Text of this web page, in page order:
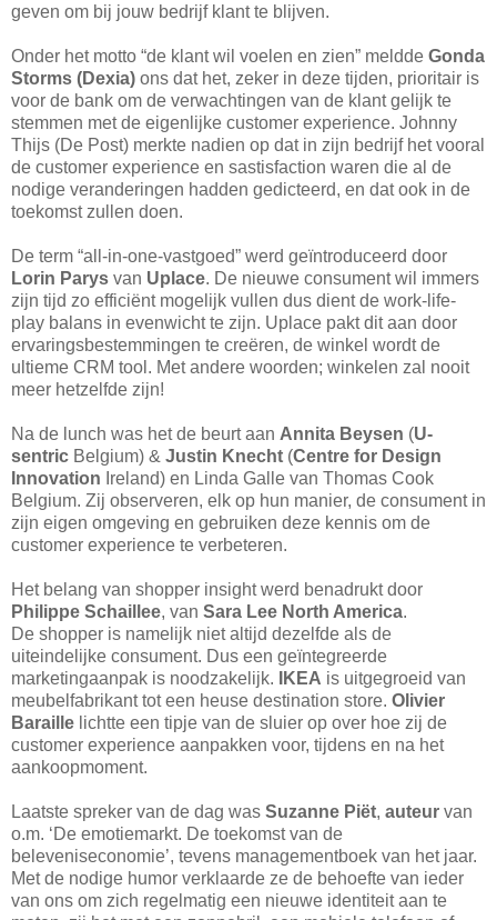
geven om bij jouw bedrijf klant te blijven.
Onder het motto “de klant wil voelen en zien” meldde Gonda
Storms (Dexia) ons dat het, zeker in deze tijden, prioritair is
voor de bank om de verwachtingen van de klant gelijk te
stemmen met de eigenlijke customer experience. Johnny
Thijs (De Post) merkte nadien op dat in zijn bedrijf het vooral
de customer experience en sastisfaction waren die al de
nodige veranderingen hadden gedicteerd, en dat ook in de
toekomst zullen doen.
De term “all-in-one-vastgoed” werd geïntroduceerd door
Lorin Parys van Uplace. De nieuwe consument wil immers
zijn tijd zo efficiënt mogelijk vullen dus dient de work-life-
play balans in evenwicht te zijn. Uplace pakt dit aan door
ervaringsbestemmingen te creëren, de winkel wordt de
ultieme CRM tool. Met andere woorden; winkelen zal nooit
meer hetzelfde zijn!
Na de lunch was het de beurt aan Annita Beysen (U-
sentric Belgium) & Justin Knecht (Centre for Design
Innovation Ireland) en Linda Galle van Thomas Cook
Belgium. Zij observeren, elk op hun manier, de consument in
zijn eigen omgeving en gebruiken deze kennis om de
customer experience te verbeteren.
Het belang van shopper insight werd benadrukt door
Philippe Schaillee, van Sara Lee North America.
De shopper is namelijk niet altijd dezelfde als de
uiteindelijke consument. Dus een geïntegreerde
marketingaanpak is noodzakelijk.
IKEA is uitgegroeid van
meubelfabrikant tot een heuse destination store. Olivier
Baraille lichtte een tipje van de sluier op over hoe zij de
customer experience aanpakken voor, tijdens en na het
aankoopmoment.
Laatste spreker van de dag was Suzanne Piët, auteur van
o.m. ‘De emotiemarkt. De toekomst van de
beleveniseconomie’, tevens managementboek van het jaar.
Met de nodige humor verklaarde ze de behoefte van ieder
van ons om zich regelmatig een nieuwe identiteit aan te